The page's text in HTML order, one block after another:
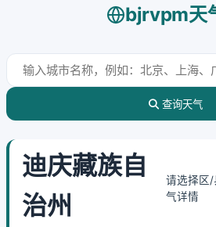
bjrvpm天
查询天气
迪庆藏族自
治州
请选择区/
气详情